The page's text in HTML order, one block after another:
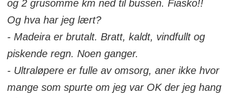
og 2 grusomme km ned til bussen. Fiasko!!
Og hva har jeg lært?
- Madeira er brutalt. Bratt, kaldt, vindfullt og
piskende regn. Noen ganger.
- Ultraløpere er fulle av omsorg, aner ikke hvor
mange som spurte om jeg var OK der jeg hang